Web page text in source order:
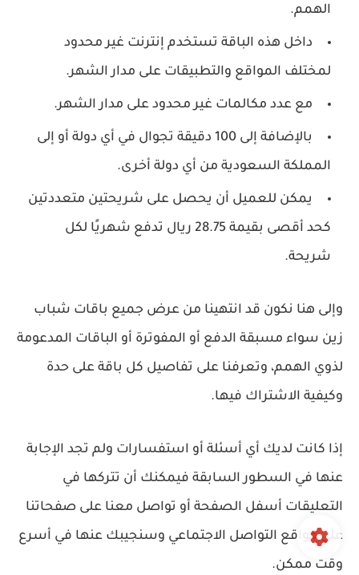
الهمم.
داخل هذه الباقة تستخدم إنترنت غير محدود
لمختلف المواقع والتطبيقات على مدار الشهر.
مع عدد مكالمات غير محدود على مدار الشهر.
بالإضافة إلى 100 دقيقة تجوال في أي دولة أو إلى
المملكة السعودية من أي دولة أخرى.
يمكن للعميل أن يحصل على شريحتين متعددتين
كحد أقصى بقيمة 28.75 ريال تدفع شهريًا لكل
شريحة.
وإلى هنا نكون قد انتهينا من عرض جميع باقات شباب
زين سواء مسبقة الدفع أو المفوترة أو الباقات المدعومة
لذوي الهمم، وتعرفنا على تفاصيل كل باقة على حدة
وكيفية الاشتراك فيها.
إذا كانت لديك أي أسئلة أو استفسارات ولم تجد الإجابة
عنها في السطور السابقة فيمكنك أن تتركها في
التعليقات أسفل الصفحة أو تواصل معنا على صفحاتنا
على مواقع التواصل الاجتماعي وسنجيبك عنها في أسرع
وقت ممكن.